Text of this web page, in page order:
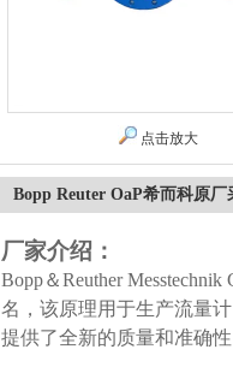
点击放大
Bopp Reuter OaP希而科原
厂家介绍：
Bopp＆Reuther
名，该原理用于生产流量
提供了全新的质量和准确